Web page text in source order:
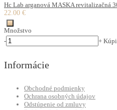
Hc Lab arganová MASKA revitalizačná
22.00 €
Množstvo
-
+
Informácie
Obchodné podmienky
Ochrana osobných údajov
Odstúpenie od zmluvy